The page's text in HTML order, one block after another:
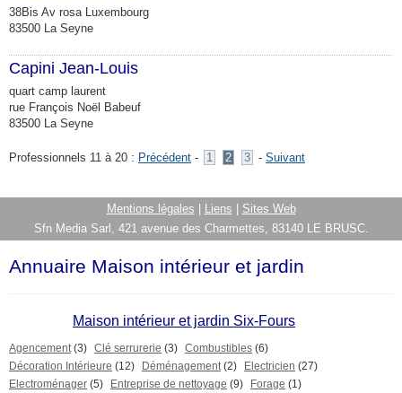
38Bis Av rosa Luxembourg
83500 La Seyne
Capini Jean-Louis
quart camp laurent
rue François Noël Babeuf
83500 La Seyne
Professionnels 11 à 20 : Précédent - 1 2 3 - Suivant
Mentions légales Liens
Sites Web
Sfn Media Sarl, 421 avenue des Charmettes, 83140 LE BRUSC.
Annuaire Maison intérieur et jardin
Maison intérieur et jardin Six-Fours
Agencement (3) Clé serrurerie (3) Combustibles (6)
Décoration Intérieure (12) Déménagement (2) Electricien (27)
Electroménager (5) Entreprise de nettoyage (9) Forage (1)